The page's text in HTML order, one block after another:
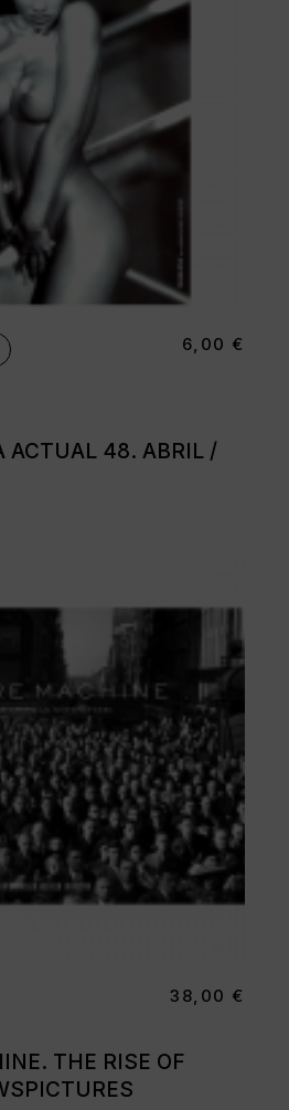
ACTUAL 48. ABRIL /
6,00 €
THE RISE OF
38,00 €